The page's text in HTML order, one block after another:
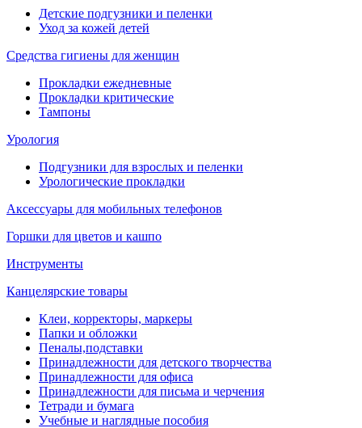
Детские подгузники и пеленки
Уход за кожей детей
Средства гигиены для женщин
Прокладки ежедневные
Прокладки критические
Тампоны
Урология
Подгузники для взрослых и пеленки
Урологические прокладки
Аксессуары для мобильных телефонов
Горшки для цветов и кашпо
Инструменты
Канцелярские товары
Клеи, корректоры, маркеры
Папки и обложки
Пеналы,подставки
Принадлежности для детского творчества
Принадлежности для офиса
Принадлежности для письма и черчения
Тетради и бумага
Учебные и наглядные пособия